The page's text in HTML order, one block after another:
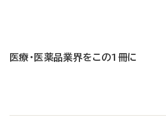
医療・医薬品業界をこの1冊に